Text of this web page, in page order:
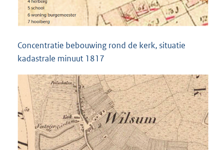
Concentratie bebouwing rond de kerk, situatie
kadastrale minuut 1817